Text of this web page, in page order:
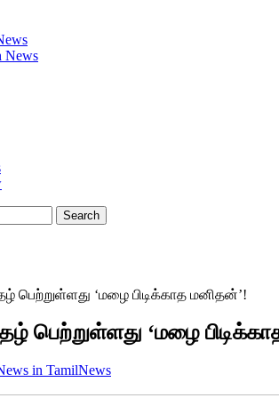
News
பெற்றுள்ளது ‘மழை பிடிக்காத மனிதன்’!
பெற்றுள்ளது ‘மழை
in TamilNews